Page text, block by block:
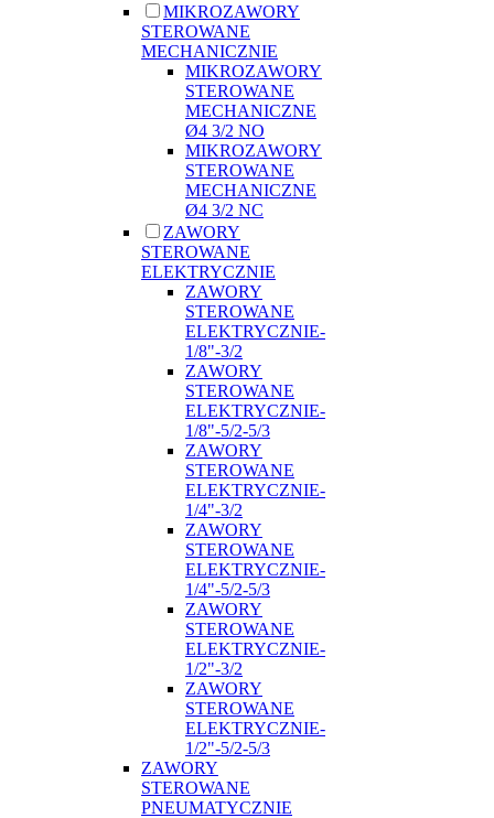
MIKROZAWORY
STEROWANE
MECHANICZNIE
MIKROZAWORY
STEROWANE
MECHANICZNE
Ø4 3/2 NO
MIKROZAWORY
STEROWANE
MECHANICZNE
Ø4 3/2 NC
ZAWORY
STEROWANE
ELEKTRYCZNIE
ZAWORY
STEROWANE
ELEKTRYCZNIE-
1/8"-3/2
ZAWORY
STEROWANE
ELEKTRYCZNIE-
1/8"-5/2-5/3
ZAWORY
STEROWANE
ELEKTRYCZNIE-
1/4"-3/2
ZAWORY
STEROWANE
ELEKTRYCZNIE-
1/4"-5/2-5/3
ZAWORY
STEROWANE
ELEKTRYCZNIE-
1/2"-3/2
ZAWORY
STEROWANE
ELEKTRYCZNIE-
1/2"-5/2-5/3
ZAWORY
STEROWANE
PNEUMATYCZNIE